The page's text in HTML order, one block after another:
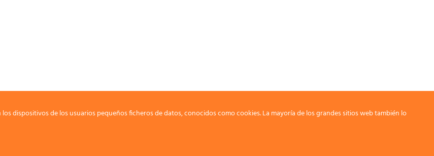
dispositivos de los usuarios pequeños ficheros de datos, conocidos como cookies. La mayoría de los grandes sitios web también lo